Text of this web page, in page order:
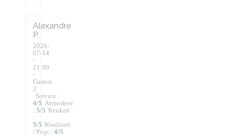
Alexandre
P
2026-
07-14
-
21:00
-
Gasten
2
Service :
4/5 Atmosfeer
: 5/5 Keuken
:
5/5 Kwaliteit
/ Prijs : 4/5